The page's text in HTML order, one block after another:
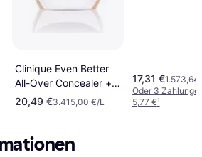
Clinique Even Better
All-Over Concealer +
Eraser WN04 Bone
20,49 €3.415,00 €/L
17,31 €1.573,64
Oder 3
5,77 €¹